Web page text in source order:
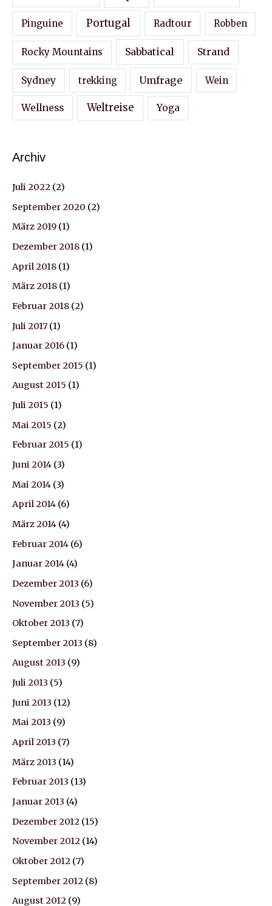
Pinguine Portugal Radtour Robben
Rocky Mountains Sabbatical Strand
Sydney trekking Umfrage Wein
Wellness Weltreise Yoga
Archiv
Juli 2022 (2)
September 2020 (2)
März 2019 (1)
Dezember 2018 (1)
April 2018 (1)
März 2018 (1)
Februar 2018 (2)
Juli 2017 (1)
Januar 2016 (1)
September 2015 (1)
August 2015 (1)
Juli 2015 (1)
Mai 2015 (2)
Februar 2015 (1)
Juni 2014 (3)
Mai 2014 (3)
April 2014 (6)
März 2014 (4)
Februar 2014 (6)
Januar 2014 (4)
Dezember 2013 (6)
November 2013 (5)
Oktober 2013 (7)
September 2013 (8)
August 2013 (9)
Juli 2013 (5)
Juni 2013 (12)
Mai 2013 (9)
April 2013 (7)
März 2013 (14)
Februar 2013 (13)
Januar 2013 (4)
Dezember 2012 (15)
November 2012 (14)
Oktober 2012 (7)
September 2012 (8)
August 2012 (9)